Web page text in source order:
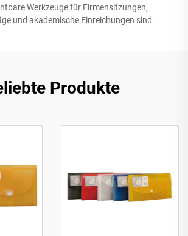
Werkzeuge für Firmensitzungen,
und akademische Einreichungen sind.
Produkte